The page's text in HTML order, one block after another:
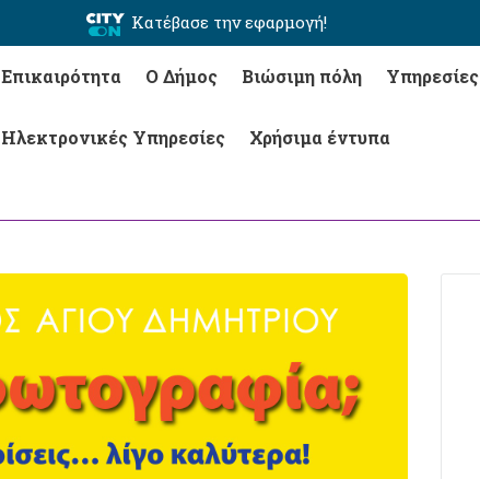
Κατέβασε την εφαρμογή!
Επικαιρότητα Ο Δήμος Βιώσιμη πόλη Υπηρεσίες
Ηλεκτρονικές Υπηρεσίες Χρήσιμα έντυπα